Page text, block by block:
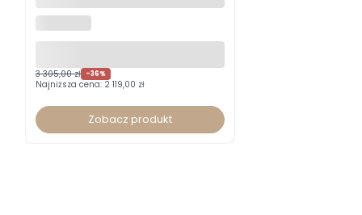
BACK HRUA certyfikat GS typ B
3 305,00 zł -36%
Najniższa cena: 2 119,00 zł
Zobacz produkt